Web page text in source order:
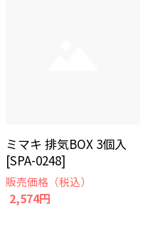
ミマキ 排気BOX 3個入
[SPA-0248]
販売価格（税込）
2,574円